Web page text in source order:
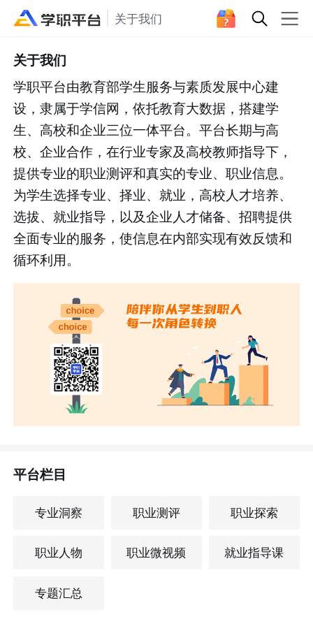
关于我们
关于我们
学职平台由教育部学生服务与素质发展中心建
设，隶属于学信网，依托教育大数据，搭建学
生、高校和企业三位一体平台。平台长期与高
校、企业合作，在行业专家及高校教师指导下，
提供专业的职业测评和真实的专业、职业信息。
为学生选择专业、择业、就业，高校人才培养、
选拔、就业指导，以及企业人才储备、招聘提供
全面专业的服务，使信息在内部实现有效反馈和
循环利用。
平台栏目
专业洞察 职业测评 职业探索
职业人物 职业微视频 就业指导课
专题汇总